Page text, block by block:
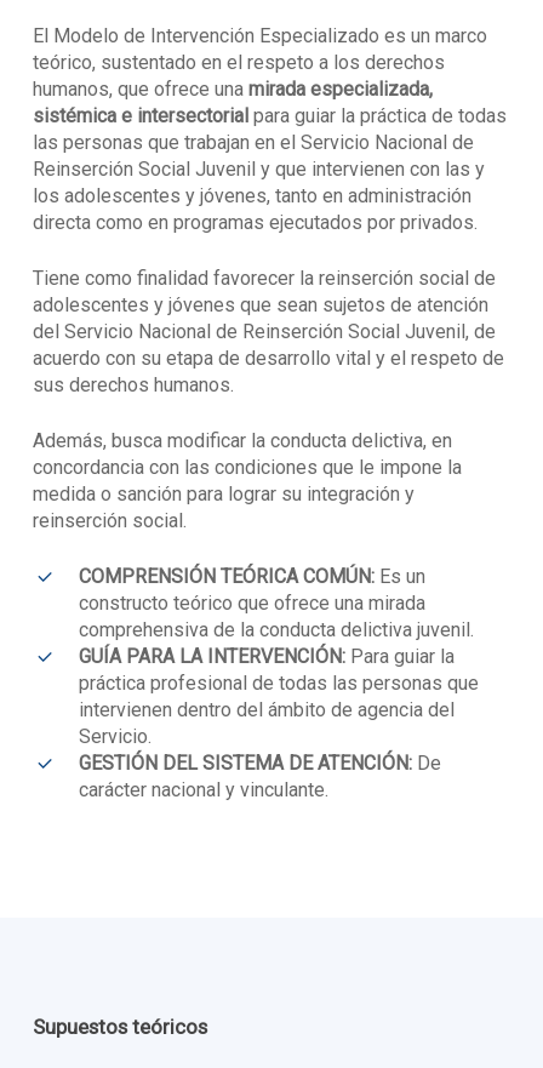
El Modelo de Intervención Especializado es un marco
teórico, sustentado en el respeto a los derechos
humanos, que ofrece una mirada especializada,
sistémica e intersectorial para guiar la práctica de todas
las personas que trabajan en el Servicio Nacional de
Reinserción Social Juvenil y que intervienen con las y
los adolescentes y jóvenes, tanto en administración
directa como en programas ejecutados por privados.
Tiene como finalidad favorecer la reinserción social de
adolescentes y jóvenes que sean sujetos de atención
del Servicio Nacional de Reinserción Social Juvenil, de
acuerdo con su etapa de desarrollo vital y el respeto de
sus derechos humanos.
Además, busca modificar la conducta delictiva, en
concordancia con las condiciones que le impone la
medida o sanción para lograr su integración y
reinserción social.
COMPRENSIÓN TEÓRICA COMÚN:Es un
constructo teórico que ofrece una mirada
comprehensiva de la conducta delictiva juvenil.
GUÍA PARA LA INTERVENCIÓN:Para guiar la
práctica profesional de todas las personas que
intervienen dentro del ámbito de agencia del
Servicio.
GESTIÓN DEL SISTEMA DE ATENCIÓN:De
carácter nacional y vinculante.
Supuestos teóricos